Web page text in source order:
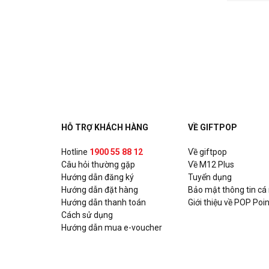
HỖ TRỢ KHÁCH HÀNG
Hotline 1900 55 88 12
Câu hỏi thường gặp
Hướng dẫn đăng ký
Hướng dẫn đặt hàng
Hướng dẫn thanh toán
Cách sử dụng
Hướng dẫn mua e-voucher
VỀ GIFTPOP
Về giftpop
Về M12 Plus
Tuyển dụng
Bảo mật thông tin cá
Giới thiệu về POP